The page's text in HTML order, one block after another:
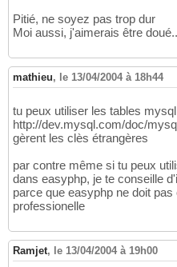
Pitié, ne soyez pas trop dur
Moi aussi, j'aimerais être
mathieu, le 13/04/2004 à 18h44
tu peux utiliser les tables
http://dev.mysql.com/doc/
gèrent les clès étrangères
par contre même si tu peux
dans easyphp, je te conseille
parce que easyphp ne doit
professionelle
Ramjet, le 13/04/2004 à 19h00